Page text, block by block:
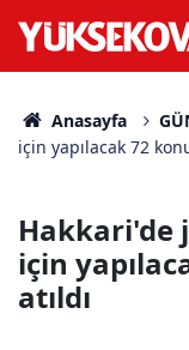
Anasayfa
için yapılacak 72
Hakkari'de
için
atıldı